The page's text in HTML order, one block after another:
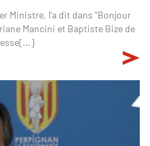
Ministre, l'a dit dans "Bonjour
Mancini et Baptiste Bize de